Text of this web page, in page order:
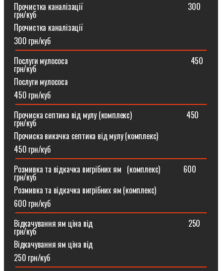
Прочистка каналізації⠀⠀⠀⠀⠀⠀⠀⠀⠀⠀⠀⠀⠀⠀⠀⠀⠀⠀300
грн/куб
Прочистка каналізації
300 грн/куб
Послуги мулососа⠀⠀⠀⠀⠀⠀⠀⠀⠀⠀⠀⠀⠀⠀⠀⠀⠀⠀⠀⠀⠀450
грн/куб
Послуги мулососа
450 грн/куб
Прочиска септика від мулу (комплекс) ⠀⠀⠀⠀⠀⠀⠀⠀⠀450
грн/куб
Прочиска викачка септика від мулу (комплекс)
450 грн/куб
Розмивка та відкачка вигрібних ям⠀(комплекс)⠀⠀⠀⠀600
грн/куб
Розмивка та відкачка вигрібних ям (комплекс)⠀
600 грн/куб
Відкачування ям ціна від ⠀⠀⠀⠀⠀⠀⠀⠀⠀⠀⠀⠀⠀⠀⠀⠀250
грн/куб
Відкачування ям ціна від
250 грн/куб